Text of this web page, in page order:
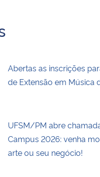
Abertas as inscrições
de Extensão em Música
UFSM/PM abre
Campus 2026: venha
arte ou seu negócio!